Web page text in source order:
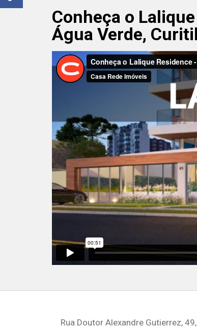
Conheça o
Água Verde,
Rua Doutor Alexandre Gutierrez,